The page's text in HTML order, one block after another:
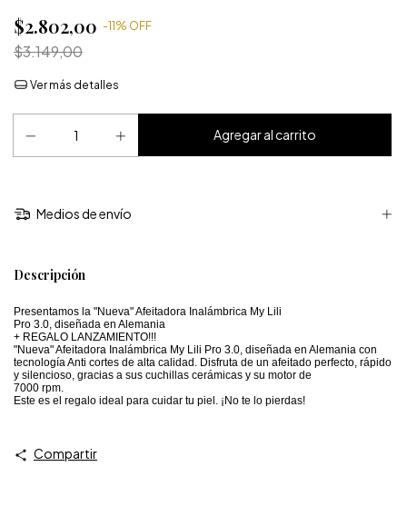
$2.802,00 -11% OFF
$3.149,00
Ver más detalles
Medios de envío
Descripción
Presentamos la "Nueva" Afeitadora Inalámbrica My Lili
Pro 3.0, diseñada en Alemania
+ REGALO LANZAMIENTO!!!
"Nueva" Afeitadora Inalámbrica My Lili Pro 3.0, diseñada en Alemania con
tecnología Anti cortes de alta calidad. Disfruta de un afeitado perfecto, rápido
y silencioso, gracias a sus cuchillas cerámicas y su motor de
7000 rpm.
Este es el regalo ideal para cuidar tu piel. ¡No te lo pierdas!
Compartir